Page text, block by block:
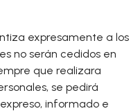
expresamente a los
no serán cedidos en
que realizara
se pedirá
informado e